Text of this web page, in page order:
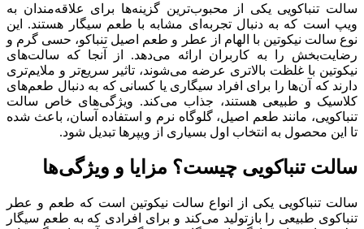
سالت تنباکویی یکی از محبوب‌ترین گزینه‌ها برای علاقه‌مندان به
ویپ است که به دنبال تجربه‌ای مشابه با طعم سیگار هستند. این
نوع سالت نیکوتین با الهام از عطر و طعم اصیل تنباکو، حسی گرم و
رضایت‌بخش را به کاربران ارائه می‌دهد. از آنجا که سالت‌های
نیکوتین با غلظت بالاتری عرضه می‌شوند، تاثیر سریع‌تر و ملایم‌تری
دارند که آن‌ها را برای افراد سیگاری یا کسانی که به دنبال طعم‌های
کلاسیک و طبیعی هستند، جذاب می‌کند. ویژگی‌های خاص سالت
تنباکویی، مانند طعم اصیل، گلوگاه نرم و استفاده آسان، باعث شده
تا این محصول به انتخاب اول بسیاری از ویپرها تبدیل شود.
سالت تنباکویی چیست؟ مزایا و ویژگی‌ها
سالت تنباکویی یکی از انواع سالت نیکوتین است که طعم و عطر
تنباکوی طبیعی را بازتولید می‌کند و برای افرادی که به طعم سیگار